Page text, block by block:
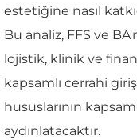
estetiğine nasıl
Bu analiz, FFS ve
lojistik, klinik ve
kapsamlı cerrahi
hususlarının
aydınlatacaktır.